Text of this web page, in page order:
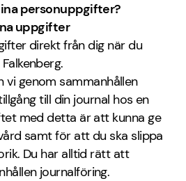
personuppgifter?
uppgifter
direkt från dig när du
vi genom sammanhållen
till din journal hos en
med detta är att kunna ge
samt för att du ska slippa
Du har alltid rätt att
journalföring.